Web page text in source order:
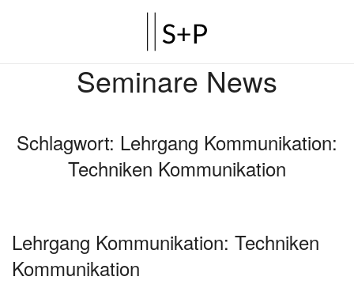
Seminare News
Schlagwort: Lehrgang Kommunikation:
Techniken Kommunikation
Lehrgang Kommunikation: Techniken
Kommunikation